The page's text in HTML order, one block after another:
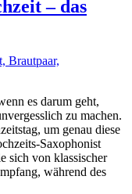
– das
es darum geht,
zu machen.
um genau diese
Saxophonist
sich von klassischer
während des